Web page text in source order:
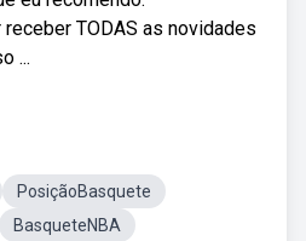
TODAS as novidades
...
PosiçãoBasquete
BasqueteNBA